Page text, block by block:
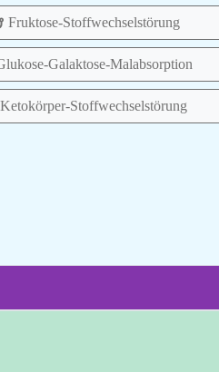
Fruktose-Stoffwechselstörung
Galaktose-Malabsorption
Ketokörper-Stoffwechselstörung